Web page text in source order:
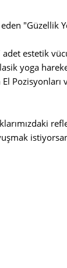
"Güzellik
estetik
yoga
Pozisyonları